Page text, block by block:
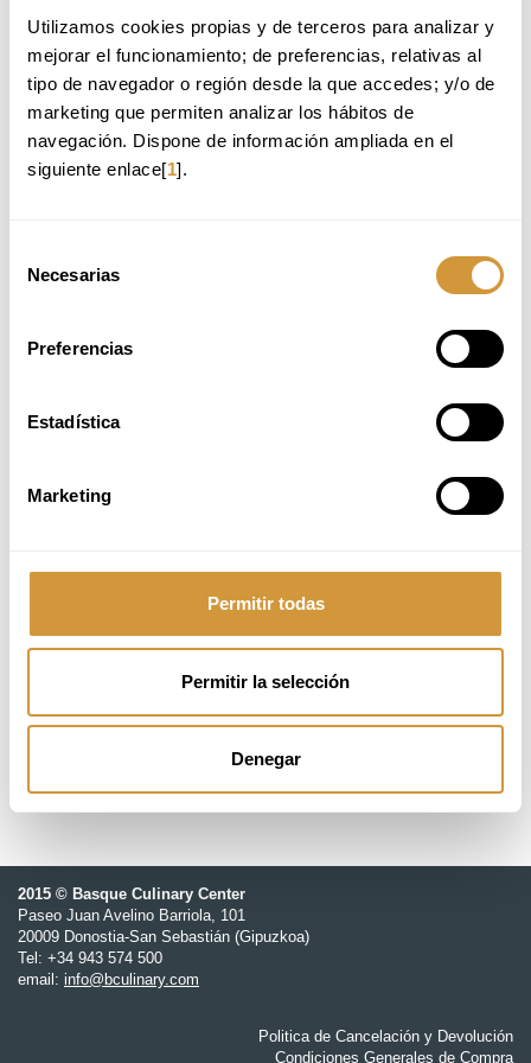
Utilizamos cookies propias y de terceros para analizar y
mejorar el funcionamiento; de preferencias, relativas al
tipo de navegador o región desde la que accedes; y/o de
marketing que permiten analizar los hábitos de
navegación. Dispone de información ampliada en el
siguiente enlace[1].
Necesarias
Preferencias
Estadística
Marketing
Permitir todas
Permitir la selección
Denegar
Back to Training Offer
WE RECOMMEND:
WSET NIVEL 2 ESPIRITUOSOS - DICIEMBRE
(ONLINE)
AVAILABLE PLACES
ONLINE APPLICATION
GOe - Gastronomy Open Ecosystem
2015 © Basque Culinary Center
Paseo Juan Avelino Barriola, 101
20009 Donostia-San Sebastián (Gipuzkoa)
Tel: +34 943 574 500
email: info@bculinary.com
Politica de Cancelación y Devolución
Condiciones Generales de Compra